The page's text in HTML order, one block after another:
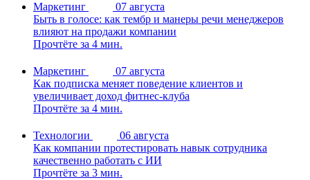
Маркетинг
07 августа
Быть в голосе: как тембр и манеры речи менеджеров
влияют на продажи компании
Прочтёте за 4 мин.
Маркетинг
07 августа
Как подписка меняет поведение клиентов и
увеличивает доход фитнес-клуба
Прочтёте за 4 мин.
Технологии
06 августа
Как компании протестировать навык сотрудника
качественно работать с ИИ
Прочтёте за 3 мин.